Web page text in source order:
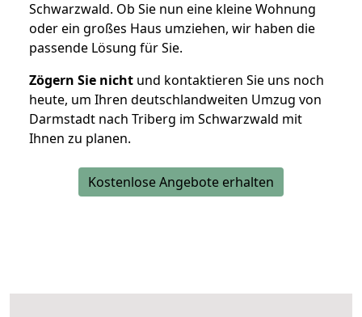
Schwarzwald. Ob Sie nun eine kleine Wohnung
oder ein großes Haus umziehen, wir haben die
passende Lösung für Sie.
Zögern Sie nicht und kontaktieren Sie uns noch
heute, um Ihren deutschlandweiten Umzug von
Darmstadt nach Triberg im Schwarzwald mit
Ihnen zu planen.
Kostenlose Angebote erhalten